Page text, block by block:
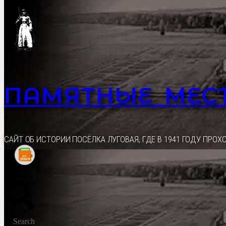
Перейти
содержимому
ПАМЯТНЫЕ
CАЙТ ОБ ИСТОРИИ ПОСЁЛКА ЛУГОВАЯ, ГДЕ В 1941 ГОДУ
Search